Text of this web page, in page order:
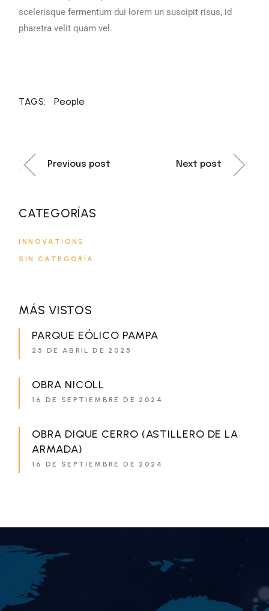
scelerisque fermentum dui lorem un suscipit risus, id
pharetra velit quam vel.
TAGS: People
Previous post Next post
CATEGORÍAS
INNOVATIONS
SIN CATEGORÍA
MÁS VISTOS
PARQUE EÓLICO PAMPA
25 DE ABRIL DE 2025
OBRA NICOLL
16 DE SEPTIEMBRE DE 2024
OBRA DIQUE CERRO (ASTILLERO DE LA
ARMADA)
16 DE SEPTIEMBRE DE 2024